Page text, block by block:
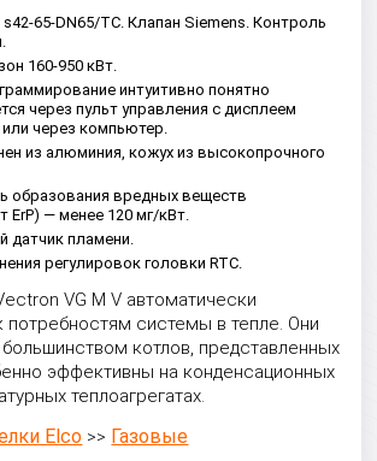
65-DN65/TC. Клапан Siemens. Контроль
160-950 кВт.
интуитивно понятно
через пульт управления с дисплеем
через компьютер.
из алюминия, кожух из высокопрочного
образования вредных веществ
ErP) — менее 120 мг/кВт.
датчик пламени.
регулировок головки RTC.
VG M V автоматически
потребностям системы в тепле. Они
котлов, представленных
эффективны на конденсационных
теплоагрегатах.
Elco >> Газовые